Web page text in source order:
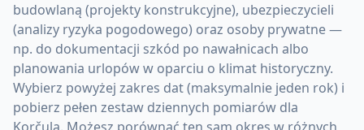
budowlaną (projekty konstrukcyjne), ubezpieczycieli
(analizy ryzyka pogodowego) oraz osoby prywatne —
np. do dokumentacji szkód po nawałnicach albo
planowania urlopów w oparciu o klimat historyczny.
Wybierz powyżej zakres dat (maksymalnie jeden rok) i
pobierz pełen zestaw dziennych pomiarów dla